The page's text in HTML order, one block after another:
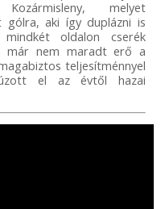
melyet
gólra, aki így duplázni is
oldalon cserék
már nem maradt erő a
teljesítménnyel
el az évtől hazai